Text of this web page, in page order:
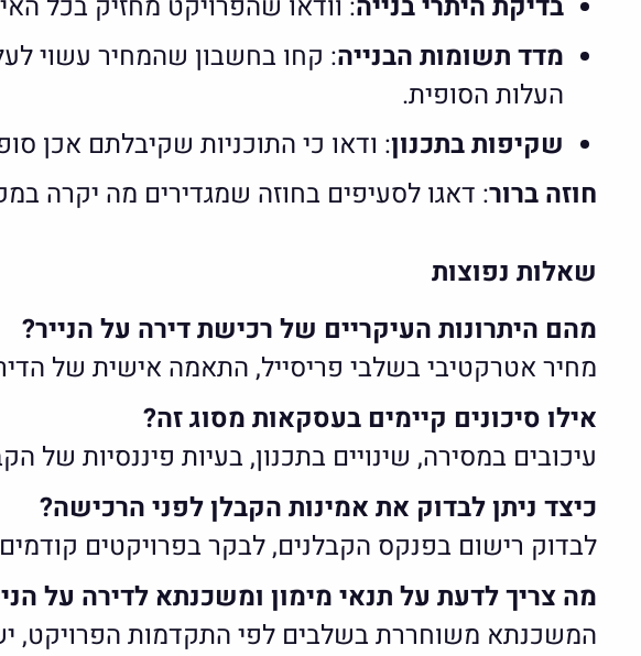
מדד תשומות הבנייה: קחו בחשבון שהמחיר עשוי
העלות הסופית.
שקיפות בתכנון: ודאו כי התוכניות שקיבלתם אכן
חוזה ברור: דאגו לסעיפים בחוזה שמגדירים מה יקרה
שאלות נפוצות
מהם היתרונות העיקריים של רכישת דירה על הנייר?
מחיר אטרקטיבי בשלבי פריסייל, התאמה אישית של
אילו סיכונים קיימים בעסקאות מסוג זה?
עיכובים במסירה, שינויים בתכנון, בעיות פיננסיות של
כיצד ניתן לבדוק את אמינות הקבלן לפני הרכישה?
לבדוק רישום בפנקס הקבלנים, לבקר בפרויקטים
מה צריך לדעת על תנאי מימון ומשכנתא לדירה על
המשכנתא משוחררת בשלבים לפי התקדמות הפרויקט, יש